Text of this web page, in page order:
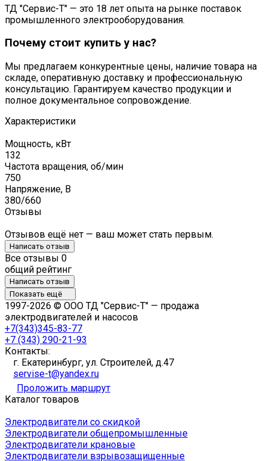
ТД "Сервис-Т" — это 18 лет опыта на рынке поставок
промышленного электрооборудования.
Почему стоит купить у нас?
Мы предлагаем конкурентные цены, наличие товара на
складе, оперативную доставку и профессиональную
консультацию. Гарантируем качество продукции и
полное документальное сопровождение.
Характеристики
Мощность, кВт
132
Частота вращения, об/мин
750
Напряжение, В
380/660
Отзывы
Отзывов ещё нет — ваш может стать первым.
Написать отзыв
Все отзывы 0
общий рейтинг
Написать отзыв
Показать ещё
1997-2026 © ООО ТД "Сервис-Т" — продажа
электродвигателей и насосов
+7(343)345-83-77
+7 (343) 290-21-93
Контакты:
г. Екатеринбург, ул. Строителей, д.47
servise-t@yandex.ru
Проложить маршрут
Каталог товаров
Электродвигатели со скидкой
Электродвигатели общепромышленные
Электродвигатели крановые
Электродвигатели взрывозащищенные